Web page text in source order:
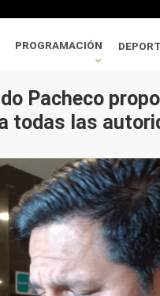
PROGRAMACIÓN
Pacheco
todas las